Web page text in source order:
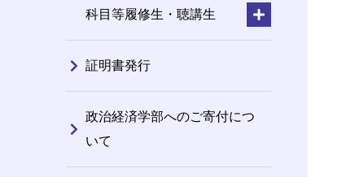
科目等履修生・聴講生
証明書発行
政治経済学部へのご寄付につ
いて